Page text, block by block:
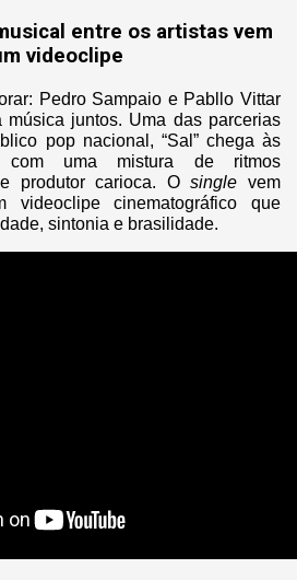
entre os artistas vem
videoclipe
Pedro Sampaio e Pabllo Vittar
música juntos. Uma das parcerias
pop nacional, “Sal” chega às
com uma mistura de ritmos
produtor carioca. Osingle vem
videoclipe cinematográfico que
sintonia e brasilidade.